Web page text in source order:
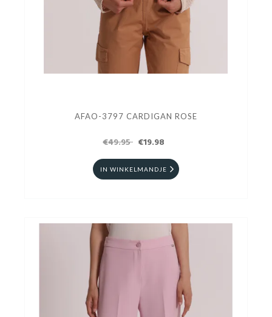
AFAO-3797 CARDIGAN ROSE
€49.95 €19.98
IN WINKELMANDJE